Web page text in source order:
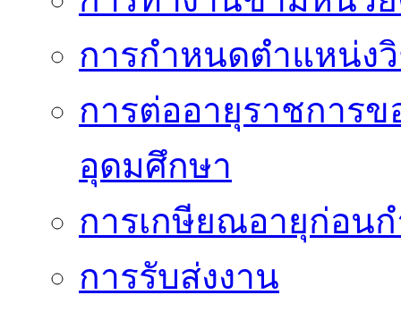
การกำหนดตำแหน่ง
การต่ออายุราชการ
อุดมศึกษา
การเกษียณอายุก่อน
การรับส่งงาน